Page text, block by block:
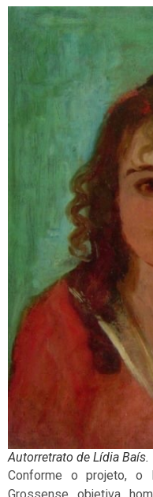
Autorretrato de Lídia Baís.
Conforme o projeto, o